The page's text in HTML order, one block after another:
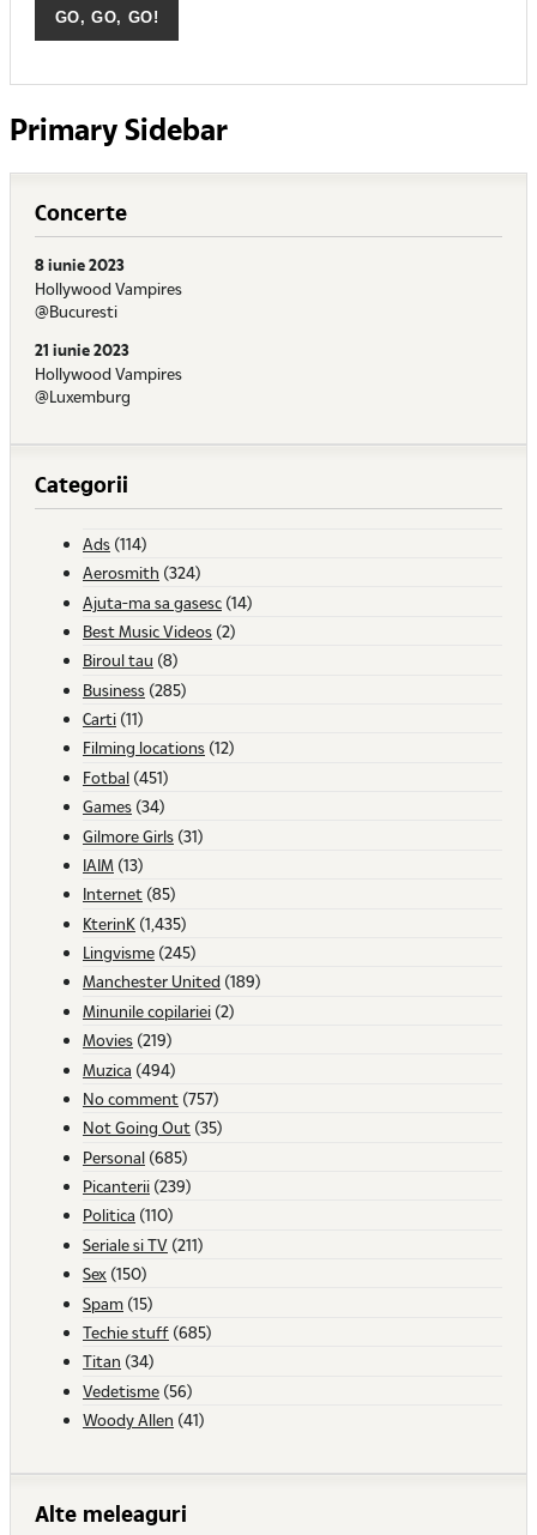
Primary Sidebar
Concerte
8 iunie 2023
Hollywood Vampires
@Bucuresti
21 iunie 2023
Hollywood Vampires
@Luxemburg
Categorii
Ads (114)
Aerosmith (324)
Ajuta-ma sa gasesc (14)
Best Music Videos (2)
Biroul tau (8)
Business (285)
Carti (11)
Filming locations (12)
Fotbal (451)
Games (34)
Gilmore Girls (31)
IAIM (13)
Internet (85)
KterinK (1,435)
Lingvisme (245)
Manchester United (189)
Minunile copilariei (2)
Movies (219)
Muzica (494)
No comment (757)
Not Going Out (35)
Personal (685)
Picanterii (239)
Politica (110)
Seriale si TV (211)
Sex (150)
Spam (15)
Techie stuff (685)
Titan (34)
Vedetisme (56)
Woody Allen (41)
Alte meleaguri